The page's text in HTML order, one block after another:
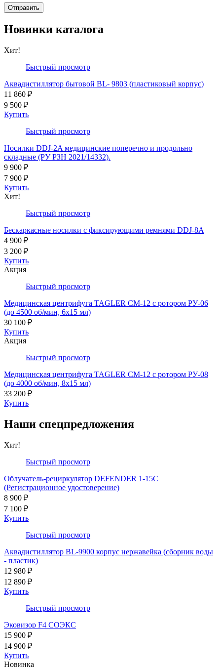
Новинки каталога
Хит!
Быстрый просмотр
Аквадистиллятор бытовой BL- 9803 (пластиковый корпус)
11 860 ₽
9 500 ₽
Купить
Быстрый просмотр
Носилки DDJ-2A медицинские поперечно и продольно
складные (РУ РЗН 2021/14332).
9 900 ₽
7 900 ₽
Купить
Хит!
Быстрый просмотр
Бескаркасные носилки с фиксирующими ремнями DDJ-8A
4 900 ₽
3 200 ₽
Купить
Акция
Быстрый просмотр
Медицинская центрифуга TAGLER СМ-12 с ротором РУ-06
(до 4500 об/мин, 6х15 мл)
30 100 ₽
Купить
Акция
Быстрый просмотр
Медицинская центрифуга TAGLER СМ-12 с ротором РУ-08
(до 4000 об/мин, 8х15 мл)
33 200 ₽
Купить
Наши спецпредложения
Хит!
Быстрый просмотр
Облучатель-рециркулятор DEFENDER 1-15С
(Регистрационное удостоверение)
8 900 ₽
7 100 ₽
Купить
Быстрый просмотр
Аквадистиллятор BL-9900 корпус нержавейка (сборник воды
- пластик)
12 980 ₽
12 890 ₽
Купить
Быстрый просмотр
Эковизор F4 СОЭКС
15 900 ₽
14 900 ₽
Купить
Новинка